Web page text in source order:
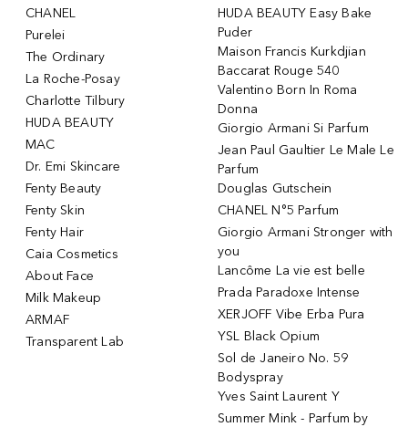
CHANEL
Purelei
The Ordinary
La Roche-Posay
Charlotte Tilbury
HUDA BEAUTY
MAC
Dr. Emi Skincare
Fenty Beauty
Fenty Skin
Fenty Hair
Caia Cosmetics
About Face
Milk Makeup
ARMAF
Transparent Lab
HUDA BEAUTY Easy Bake
Puder
Maison Francis Kurkdjian
Baccarat Rouge 540
Valentino Born In Roma
Donna
Giorgio Armani Si Parfum
Jean Paul Gaultier Le Male Le
Parfum
Douglas Gutschein
CHANEL N°5 Parfum
Giorgio Armani Stronger with
you
Lancôme La vie est belle
Prada Paradoxe Intense
XERJOFF Vibe Erba Pura
YSL Black Opium
Sol de Janeiro No. 59
Bodyspray
Yves Saint Laurent Y
Summer Mink - Parfum by